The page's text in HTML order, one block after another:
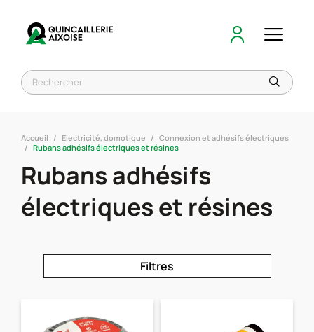
Accueil Electricité, domotique
Connexion et adhésifs électriques
Rubans adhésifs électriques et résines
Rubans adhésifs
électriques et résines
Filtres